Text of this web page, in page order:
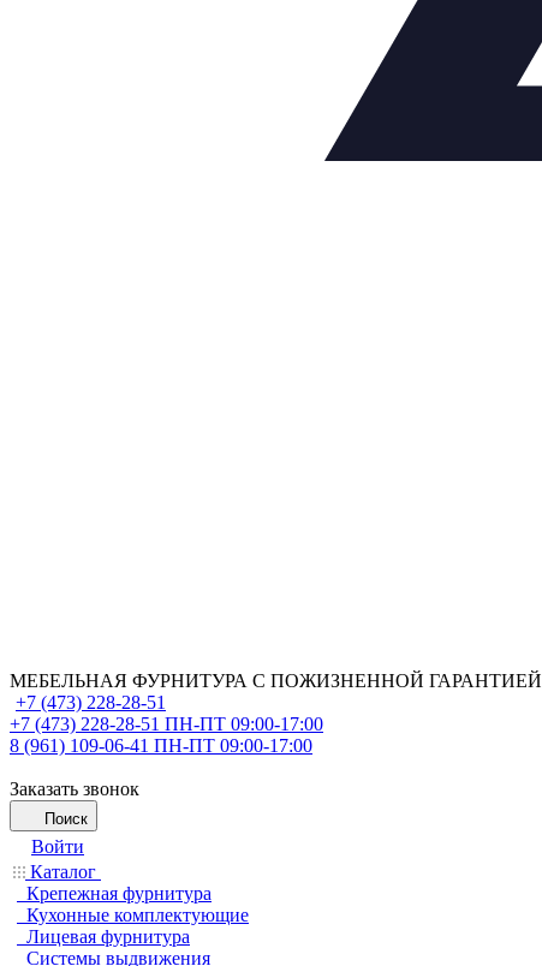
МЕБЕЛЬНАЯ ФУРНИТУРА С ПОЖИЗНЕННОЙ ГАРАНТИЕЙ
+7 (473) 228-28-51
+7 (473) 228-28-51 ПН-ПТ 09:00-17:00
8 (961) 109-06-41 ПН-ПТ 09:00-17:00
Заказать звонок
Поиск
Войти
Каталог
Крепежная фурнитура
Кухонные комплектующие
Лицевая фурнитура
Системы выдвижения